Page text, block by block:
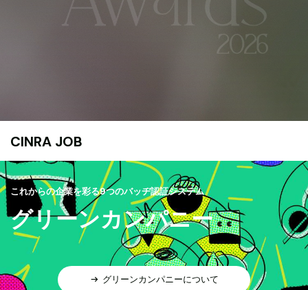
CINRA JOB
これからの企業を彩る9つのバッヂ認証システム
グリーンカンパニー
グリーンカンパニーについて